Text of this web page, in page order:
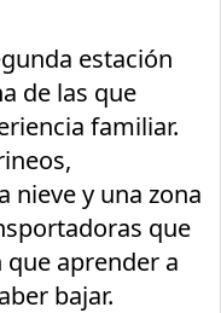
estación
de las que
familiar.
nieve y una zona
que
aprender a
bajar.